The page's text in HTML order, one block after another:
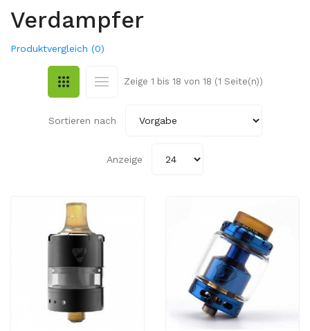
Verdampfer
Produktvergleich (0)
Zeige 1 bis 18 von 18 (1 Seite(n))
Sortieren nach
Anzeige